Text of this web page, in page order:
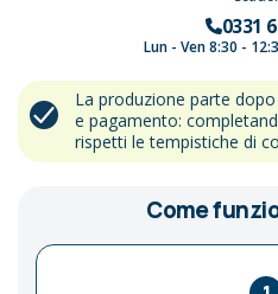
0331
Lun - Ven 8:30 -
La produzione parte
e pagamento:
rispetti le tempistiche di
Come